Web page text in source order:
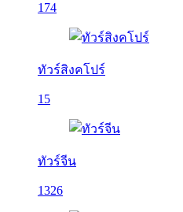
174
ทัวร์สิงคโปร์
15
ทัวร์จีน
1326